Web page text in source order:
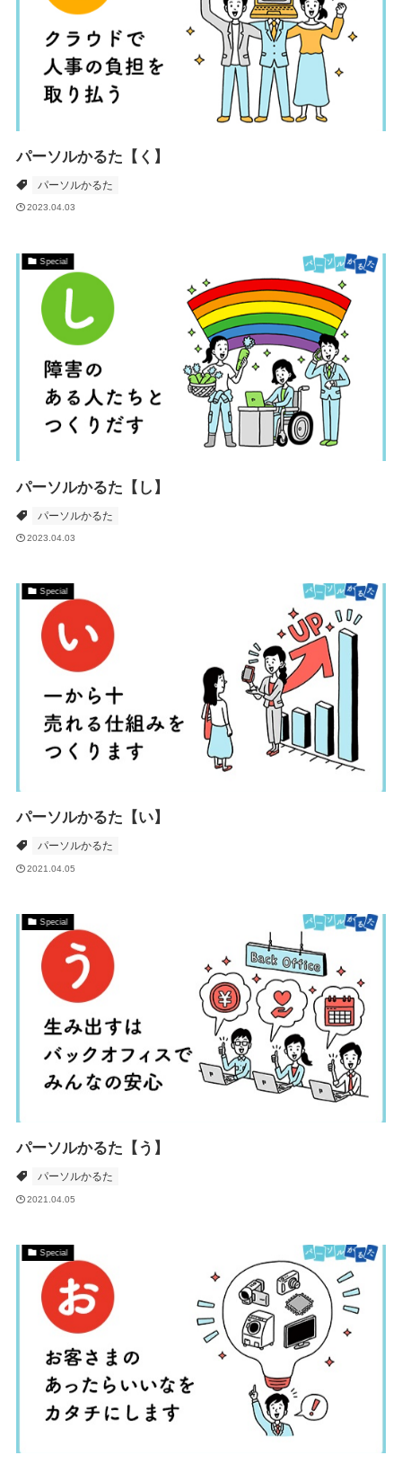
パーソルかるた【く】
パーソルかるた
2023.04.03
Special
パーソルかるた【し】
パーソルかるた
2023.04.03
Special
パーソルかるた【い】
パーソルかるた
2021.04.05
Special
パーソルかるた【う】
パーソルかるた
2021.04.05
Special